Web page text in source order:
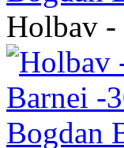
Holbav -